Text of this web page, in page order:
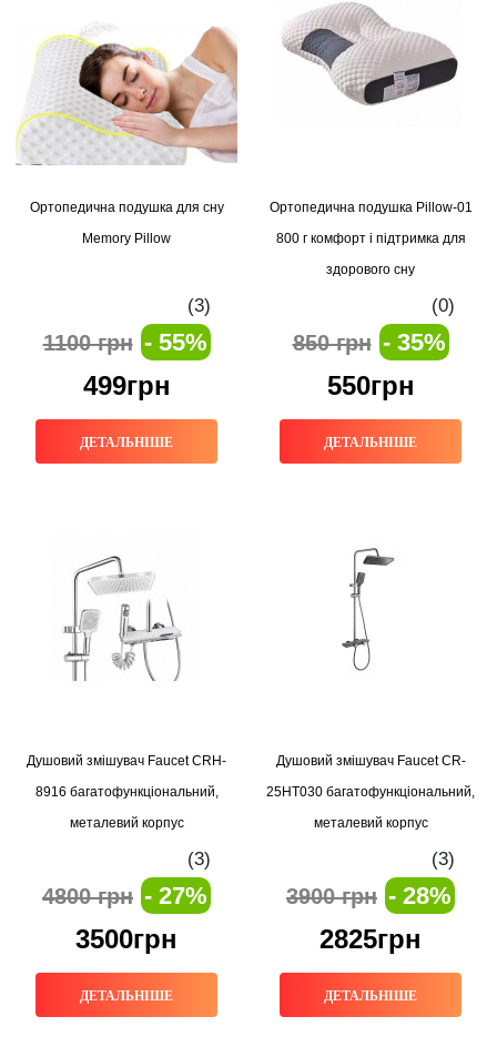
Ортопедична подушка для сну
Memory Pillow
(3)
1100 грн - 55%
499грн
ДЕТАЛЬНІШЕ
Ортопедична подушка Pillow-01
800 г комфорт і підтримка для
здорового сну
(0)
850 грн - 35%
550грн
ДЕТАЛЬНІШЕ
Душовий змішувач Faucet CRH-
8916 багатофункціональний,
металевий корпус
(3)
4800 грн - 27%
3500грн
ДЕТАЛЬНІШЕ
Душовий змішувач Faucet CR-
25HT030 багатофункціональний,
металевий корпус
(3)
3900 грн - 28%
2825грн
ДЕТАЛЬНІШЕ